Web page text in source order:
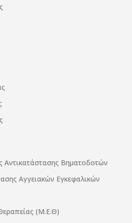
Βηματοδοτών
Αγγειακών Εγκεφαλικών
(Μ.Ε.Θ)